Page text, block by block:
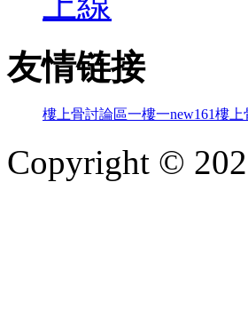
友情链接
樓上骨討論區一樓一new161樓上
Copyright ©